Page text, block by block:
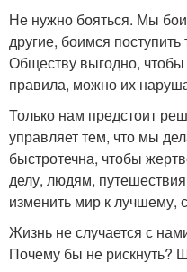
Не нужно бояться. Мы
другие, боимся
Обществу выгодно, чтобы
правила, можно их
Только нам предстоит
управляет тем, что мы
быстротечна, чтобы
делу, людям,
изменить мир к лучшему,
Жизнь не случается с
Почему бы не рискнуть?